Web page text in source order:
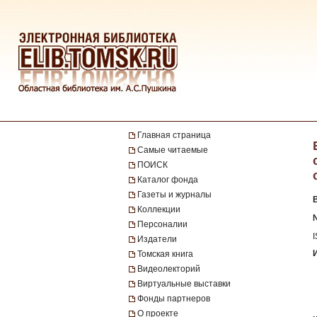
Главная страница
Самые читаемые
ПОИСК
Каталог фонда
Газеты и журналы
Коллекции
Персоналии
Издатели
Томская книга
Видеолекторий
Виртуальные выставки
Фонды партнеров
О проекте